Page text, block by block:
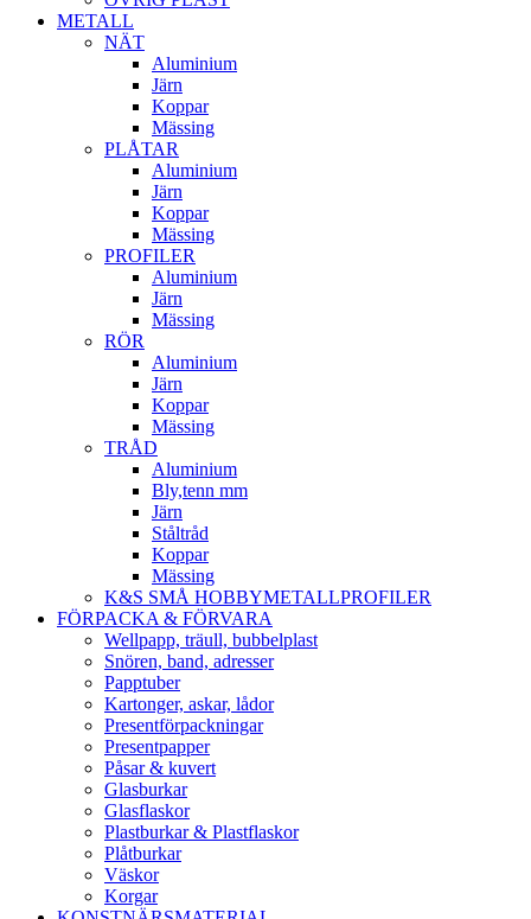
METALL
NÄT
Aluminium
Järn
Koppar
Mässing
PLÅTAR
Aluminium
Järn
Koppar
Mässing
PROFILER
Aluminium
Järn
Mässing
RÖR
Aluminium
Järn
Koppar
Mässing
TRÅD
Aluminium
Bly,tenn mm
Järn
Ståltråd
Koppar
Mässing
K&S SMÅ HOBBYMETALLPROFILER
FÖRPACKA & FÖRVARA
Wellpapp, träull, bubbelplast
Snören, band, adresser
Papptuber
Kartonger, askar, lådor
Presentförpackningar
Presentpapper
Påsar & kuvert
Glasburkar
Glasflaskor
Plastburkar & Plastflaskor
Plåtburkar
Väskor
Korgar